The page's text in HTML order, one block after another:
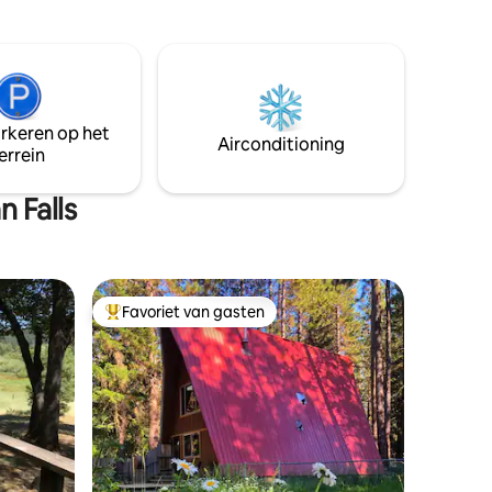
al
op het
Airconditioning
Falls
Topfavoriet van gasten
Favoriet van gasten